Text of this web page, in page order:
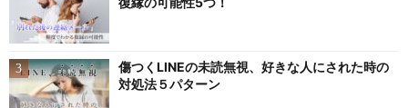
傷つくLINEの未読無視、好きな人にされた時の
対処法５パターン